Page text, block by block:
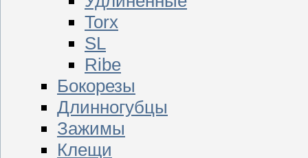
Torx
SL
Ribe
Бокорезы
Длинногубцы
Зажимы
Клещи